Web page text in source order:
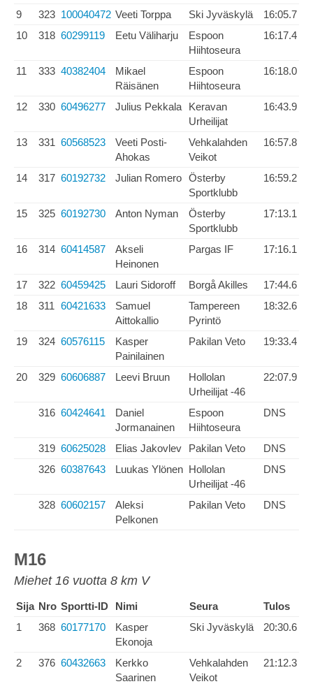
9 323 100040472 Veeti Torppa Ski Jyväskylä
16:05.7
10
318 60299119 Eetu Väliharju
Espoon
Hiihtoseura
16:17.4
11 333 40382404
Mikael
Räisänen
Espoon
Hiihtoseura
16:18.0
12 330 60496277 Julius Pekkala
Keravan
Urheilijat
16:43.9
13 331 60568523
Veeti Posti-
Ahokas
Vehkalahden
Veikot
16:57.8
14 317 60192732 Julian Romero Österby
Sportklubb
16:59.2
15 325 60192730 Anton Nyman
Österby
Sportklubb
17:13.1
16 314 60414587
Akseli
Heinonen
Pargas IF 17:16.1
17 322 60459425 Lauri Sidoroff Borgå Akilles
17:44.6
18
311 60421633
Samuel
Aittokallio
Tampereen
Pyrintö
18:32.6
19 324 60576115
Kasper
Painilainen
Pakilan Veto 19:33.4
20 329 60606887 Leevi Bruun
Hollolan
Urheilijat -46
22:07.9
316 60424641
Daniel
Jormanainen
Espoon
Hiihtoseura
DNS
319 60625028 Elias Jakovlev Pakilan Veto
DNS
326 60387643 Luukas Ylönen Hollolan
Urheilijat -46
DNS
328 60602157
Aleksi
Pelkonen
Pakilan Veto DNS
M16
Miehet 16 vuotta 8 km V
Sija Nro Sportti-ID Nimi Seura
Tulos
1
368 60177170
Kasper
Ekonoja
Ski Jyväskylä 20:30.6
2 376 60432663
Kerkko
Saarinen
Vehkalahden
Veikot
21:12.3